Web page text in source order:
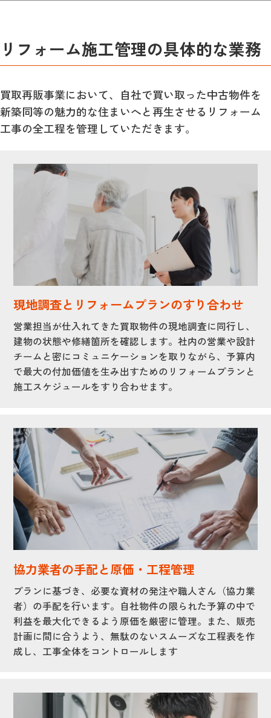
リフォーム施工管理の具体的な業務
買取再販事業において、自社で買い取った中古物件を
新築同等の魅力的な住まいへと再生させるリフォーム
工事の全工程を管理していただきます。
現地調査とリフォームプランのすり合わせ
営業担当が仕入れてきた買取物件の現地調査に同行し、
建物の状態や修繕箇所を確認します。社内の営業や設計
チームと密にコミュニケーションを取りながら、予算内
で最大の付加価値を生み出すためのリフォームプランと
施工スケジュールをすり合わせます。
協力業者の手配と原価・工程管理
プランに基づき、必要な資材の発注や職人さん（協力業
者）の手配を行います。自社物件の限られた予算の中で
利益を最大化できるよう原価を厳密に管理。また、販売
計画に間に合うよう、無駄のないスムーズな工程表を作
成し、工事全体をコントロールします